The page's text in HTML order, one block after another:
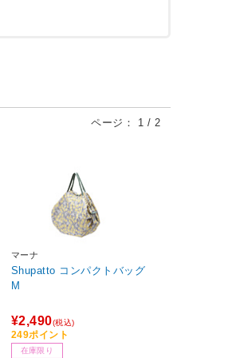
ページ： 1 / 2
マーナ
Shupatto コンパクトバッグ
M
¥2,490(税込)
249ポイント
在庫限り